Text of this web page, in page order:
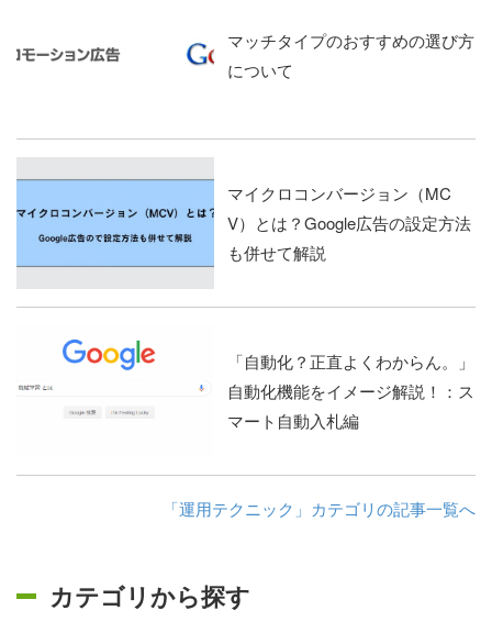
マッチタイプのおすすめの選び方
について
マイクロコンバージョン（MC
V）とは？Google広告の設定方法
も併せて解説
「自動化？正直よくわからん。」
自動化機能をイメージ解説！：ス
マート自動入札編
「運用テクニック」カテゴリの記事一覧へ
カテゴリから探す